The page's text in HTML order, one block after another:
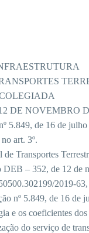
DE NOVEMBRO
5.849, de 16 de
art. 3º.
Transportes
DEB – 352, de 12 de
2019-
nº 5.849, de 16 de
e os coeficientes
do serviço de